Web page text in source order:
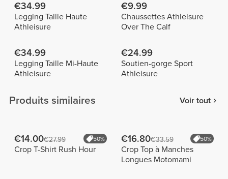
€34.99
Legging Taille Haute
Athleisure
€9.99
Chaussettes Athleisure
Over The Calf
€34.99
Legging Taille Mi-Haute
Athleisure
€24.99
Soutien-gorge Sport
Athleisure
Produits similaires Voir tout
€14.00€27.99 50%
Crop T-Shirt Rush Hour
€16.80€33.59 50%
Crop Top à Manches
Longues Motomami